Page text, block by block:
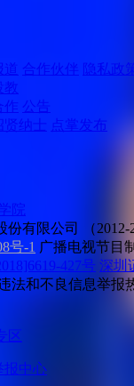
道 合作伙伴 隐私政
教
作 公告
贤纳士 点掌发布
院
份有限公司 （2012-
号-1 广播电视节目
427号 深圳
法和不良信息举报
区
报中心